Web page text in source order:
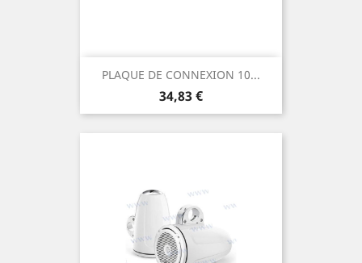
PLAQUE DE CONNEXION 10...
Prix
34,83 €